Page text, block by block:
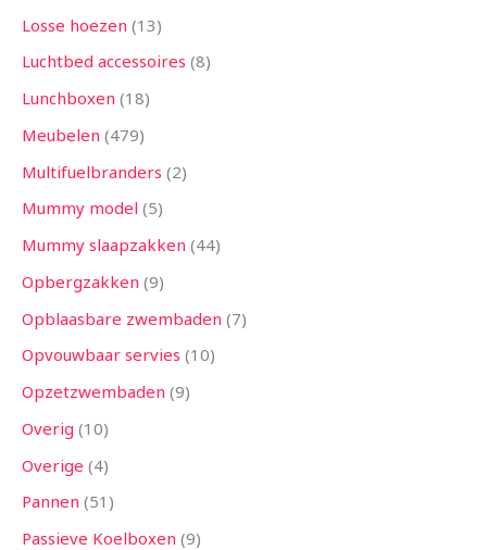
Losse hoezen 13
Luchtbed accessoires 8
Lunchboxen 18
Meubelen 479
Multifuelbranders 2
Mummy model 5
Mummy slaapzakken 44
Opbergzakken 9
Opblaasbare zwembaden 7
Opvouwbaar servies 10
Opzetzwembaden 9
Overig 10
Overige 4
Pannen 51
Passieve Koelboxen 9